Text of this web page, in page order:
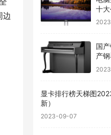
边
十
器
国
产
格
显卡排行榜天梯图
新）
2023-09-07